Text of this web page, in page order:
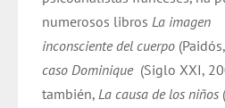
numerosos librosLa imagen
inconsciente del cuerpo
caso Dominique(Siglo XXI,
también,La causa de los niños